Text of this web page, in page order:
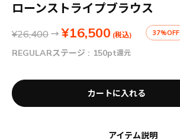
ローンストライプブラウス
¥26,400 → ¥16,500 (税込) 37%OFF
REGULARステージ : 150pt還元
カートに入れる
アイテム説明